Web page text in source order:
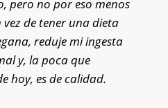
pero no por eso menos
de tener una dieta
reduje mi ingesta
y, la poca que
hoy, es de calidad.